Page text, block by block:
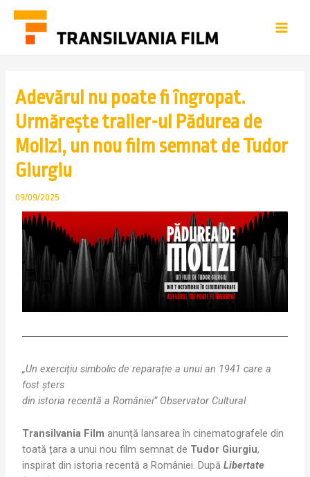
Adevărul nu poate fi îngropat.
Urmărește trailer-ul Pădurea de
Molizi, un nou film semnat de Tudor
Giurgiu
09/09/2025
„Un exercițiu simbolic de reparație a unui an 1941 care a
fost șters
din istoria recentă a României” Observator Cultural
Transilvania Film anunță lansarea în cinematografele din
toată țara a unui nou film semnat de Tudor Giurgiu,
inspirat din istoria recentă a României. DupăLibertate